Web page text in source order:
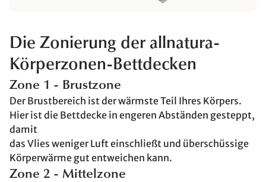
Die Zonierung der allnatura-
Körperzonen-Bettdecken
Zone 1 - Brustzone
Der Brustbereich ist der wärmste Teil Ihres Körpers.
Hier ist die Bettdecke in engeren Abständen gesteppt,
damit
das Vlies weniger Luft einschließt und überschüssige
Körperwärme gut entweichen kann.
Zone 2 - Mittelzone